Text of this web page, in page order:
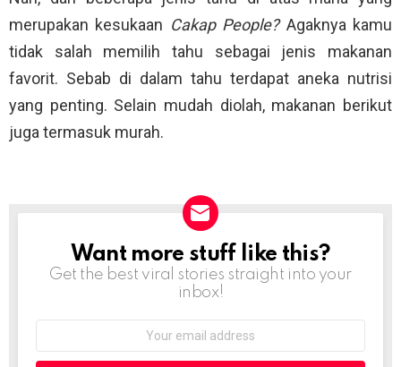
merupakan kesukaan Cakap People? Agaknya kamu
tidak salah memilih tahu sebagai jenis makanan
favorit. Sebab di dalam tahu terdapat aneka nutrisi
yang penting. Selain mudah diolah, makanan berikut
juga termasuk murah.
NEWSLETTER
Want more stuff like this?
Get the best viral stories straight into your
inbox!